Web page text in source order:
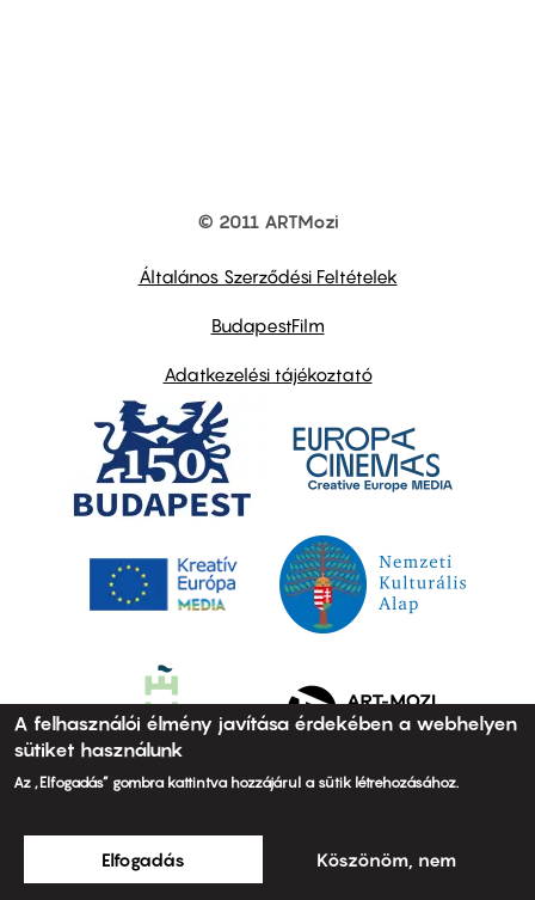
© 2011 ARTMozi
Általános Szerződési Feltételek
BudapestFilm
Adatkezelési tájékoztató
A felhasználói élmény javítása érdekében a webhelyen
sütiket használunk
Az „Elfogadás” gombra kattintva hozzájárul a sütik létrehozásához.
Elfogadás Köszönöm, nem